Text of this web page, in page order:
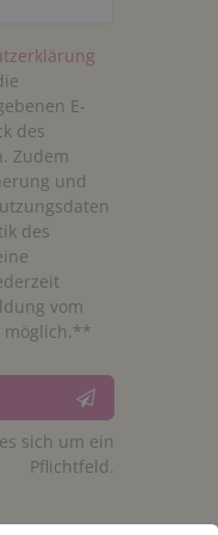
E-
des
Zudem
und
des
vom
möglich.**
sich um ein
Pflichtfeld.